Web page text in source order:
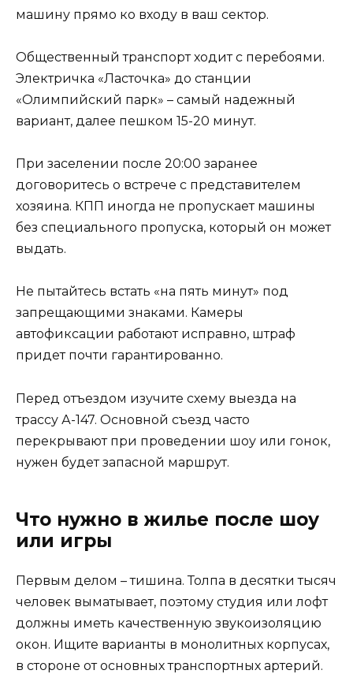
машину прямо ко входу в ваш сектор.
Общественный транспорт ходит с перебоями.
Электричка «Ласточка» до станции
«Олимпийский парк» – самый надежный
вариант, далее пешком 15-20 минут.
При заселении после 20:00 заранее
договоритесь о встрече с представителем
хозяина. КПП иногда не пропускает машины
без специального пропуска, который он может
выдать.
Не пытайтесь встать «на пять минут» под
запрещающими знаками. Камеры
автофиксации работают исправно, штраф
придет почти гарантированно.
Перед отъездом изучите схему выезда на
трассу А-147. Основной съезд часто
перекрывают при проведении шоу или гонок,
нужен будет запасной маршрут.
Что нужно в жилье после шоу
или игры
Первым делом – тишина. Толпа в десятки тысяч
человек выматывает, поэтому студия или лофт
должны иметь качественную звукоизоляцию
окон. Ищите варианты в монолитных корпусах,
в стороне от основных транспортных артерий.